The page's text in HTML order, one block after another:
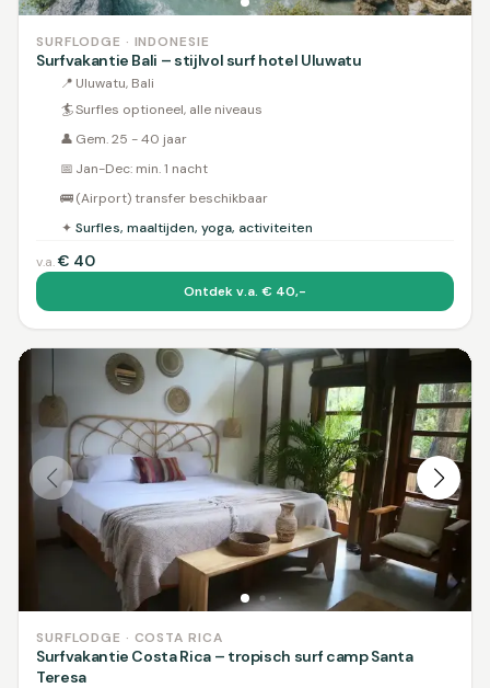
SURFLODGE · INDONESIE
Surfvakantie Bali – stijlvol surf hotel Uluwatu
📍 Uluwatu, Bali
🏄Surfles optioneel, alle niveaus
👤 Gem. 25 - 40 jaar
📅 Jan-Dec: min. 1 nacht
🚌(Airport) transfer beschikbaar
✦ Surfles, maaltijden, yoga, activiteiten
v.a.€ 40
Ontdek v.a. € 40,-
SURFLODGE · COSTA RICA
Surfvakantie Costa Rica – tropisch surf camp Santa
Teresa